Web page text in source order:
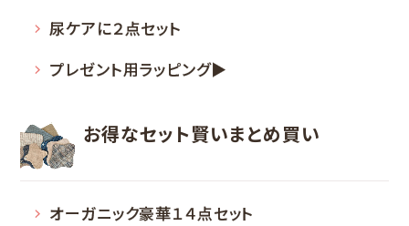
尿ケアに２点セット
プレゼント用ラッピング▶
お得なセット賢いまとめ買い
オーガニック豪華１４点セット